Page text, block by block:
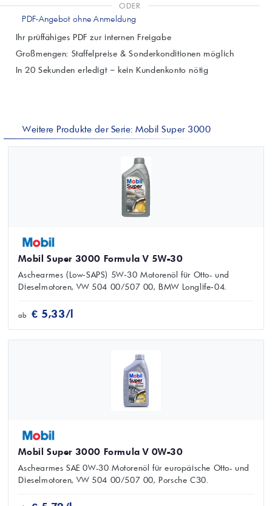
ODER
PDF-Angebot ohne Anmeldung
Ihr prüffähiges PDF zur internen Freigabe
Großmengen: Staffelpreise & Sonderkonditionen möglich
In 20 Sekunden erledigt – kein Kundenkonto nötig
Weitere Produkte der Serie: Mobil Super 3000
Mobil Super 3000 Formula V 5W-30
Aschearmes (Low‑SAPS) 5W‑30 Motorenöl für Otto- und
Dieselmotoren, VW 504 00/507 00, BMW Longlife‑04.
ab € 5,33/l
Mobil Super 3000 Formula V 0W-30
Aschearmes SAE 0W-30 Motorenöl für europäische Otto- und
Dieselmotoren, VW 504 00/507 00, Porsche C30.